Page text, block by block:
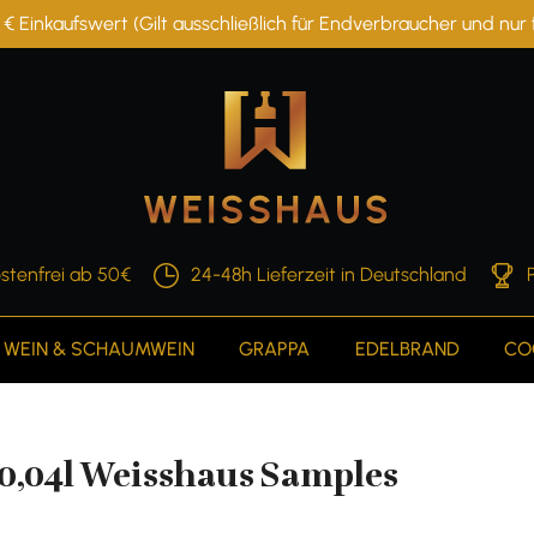
Einkaufswert (Gilt ausschließlich für Endverbraucher und
ab 50€ 24-48h Lieferzeit in Deutschland
WEIN & SCHAUMWEIN GRAPPA EDELBRAND
Weisshaus Samples